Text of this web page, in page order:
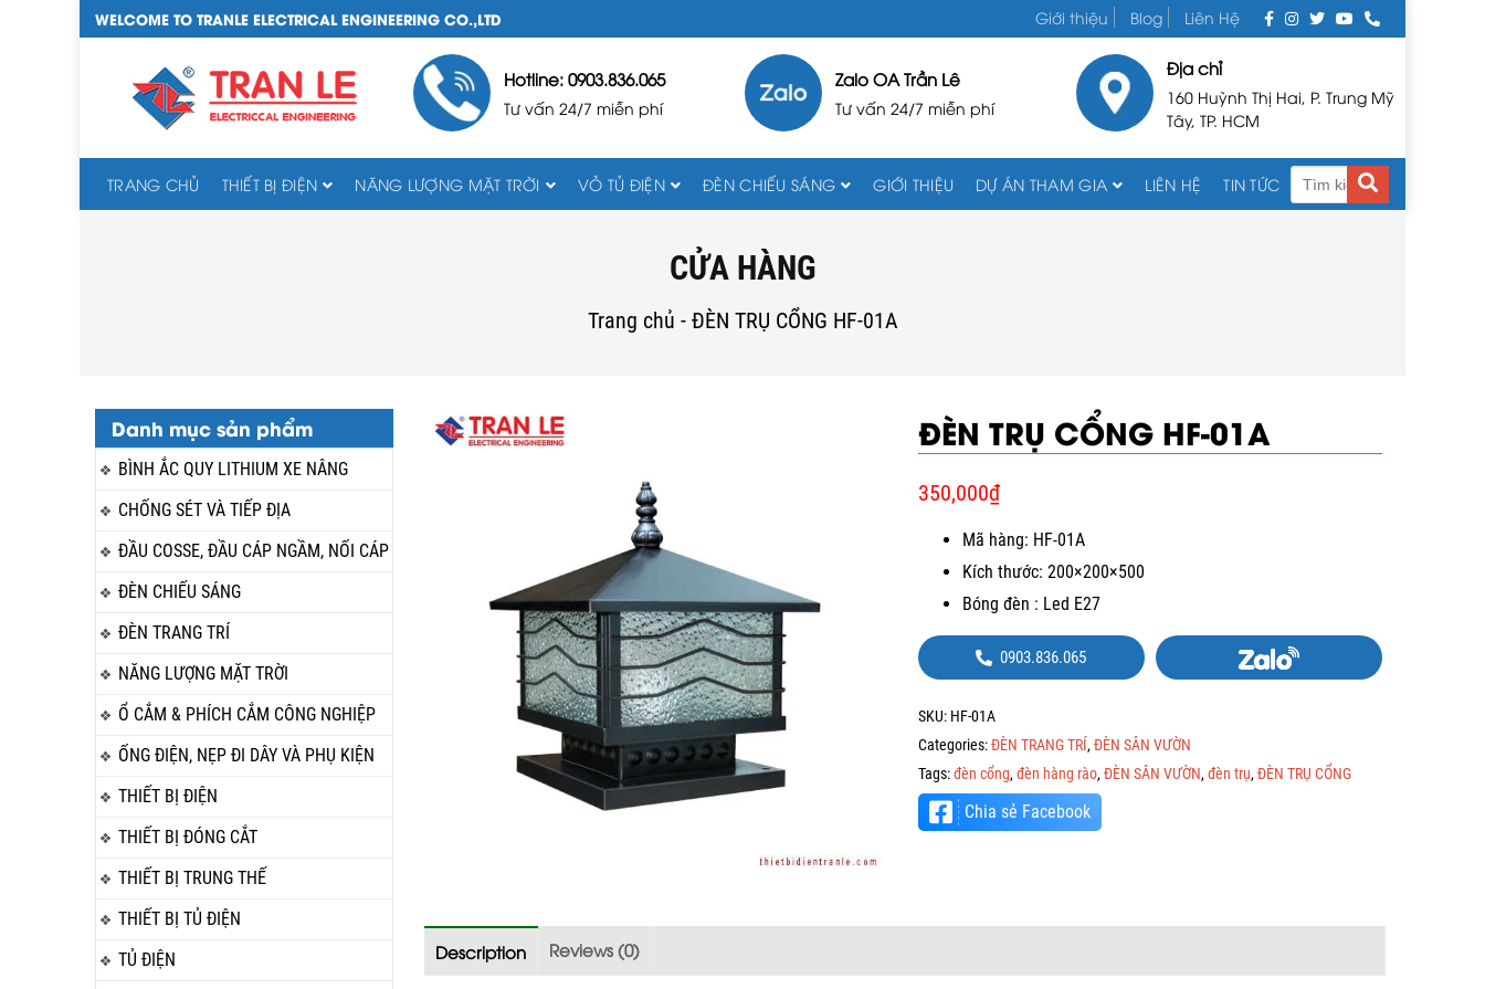
WELCOME TO TRANLE ELECTRICAL ENGINEERING CO.,LTD Giới thiệu Blog Liên Hệ
Hotline: 0903.836.065
Tư vấn 24/7 miễn phí
Zalo OA Trần Lê
Tư vấn 24/7 miễn phí
Địa chỉ
160 Huỳnh Thị Hai, P. Trung Mỹ
Tây, TP. HCM
TRANG CHỦ THIẾT BỊ ĐIỆN NĂNG LƯỢNG MẶT TRỜI VỎ TỦ ĐIỆN ĐÈN CHIẾU SÁNG GIỚI THIỆU DỰ ÁN THAM GIA LIÊN HỆ TIN TỨC
CỬA HÀNG
Trang chủ - ĐÈN TRỤ CỔNG HF-01A
Danh mục sản phẩm
BÌNH ẮC QUY LITHIUM XE NÂNG
CHỐNG SÉT VÀ TIẾP ĐỊA
ĐẦU COSSE, ĐẦU CÁP NGẦM, NỐI CÁP
ĐÈN CHIẾU SÁNG
ĐÈN TRANG TRÍ
NĂNG LƯỢNG MẶT TRỜI
Ổ CẮM & PHÍCH CẮM CÔNG NGHIỆP
ỐNG ĐIỆN, NẸP ĐI DÂY VÀ PHỤ KIỆN
THIẾT BỊ ĐIỆN
THIẾT BỊ ĐÓNG CẮT
THIẾT BỊ TRUNG THẾ
THIẾT BỊ TỦ ĐIỆN
TỦ ĐIỆN
ĐÈN TRỤ CỔNG HF-01A
350,000₫
Mã hàng: HF-01A
Kích thước: 200×200×500
Bóng đèn : Led E27
0903.836.065
SKU: HF-01A
Categories:ĐÈN TRANG TRÍ,ĐÈN SÂN VƯỜN
Tags:đèn cổng,đèn hàng rào,ĐÈN SÂN VƯỜN,đèn trụ,ĐÈN TRỤ CỔNG
Chia sẻ Facebook
Description Reviews (0)